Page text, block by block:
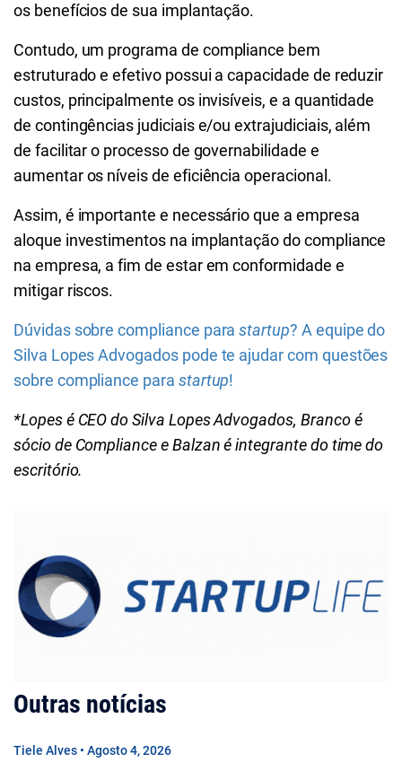
os benefícios de sua implantação.
Contudo, um programa de compliance bem
estruturado e efetivo possui a capacidade de reduzir
custos, principalmente os invisíveis, e a quantidade
de contingências judiciais e/ou extrajudiciais, além
de facilitar o processo de governabilidade e
aumentar os níveis de eficiência operacional.
Assim, é importante e necessário que a empresa
aloque investimentos na implantação do compliance
na empresa, a fim de estar em conformidade e
mitigar riscos.
Dúvidas sobre compliance parastartup? A equipe do
Silva Lopes Advogados pode te ajudar com questões
sobre compliance para startup!
*Lopes é CEO do Silva Lopes Advogados, Branco é
sócio de Compliance e Balzan é integrante do time do
escritório.
Outras notícias
Tiele Alves • Agosto 4, 2026